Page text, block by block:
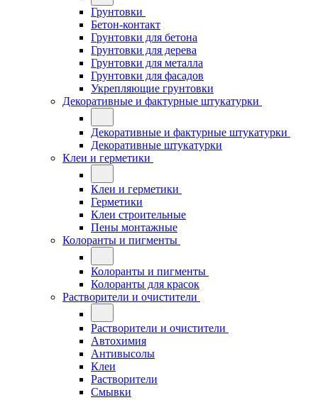
Грунтовки
Бетон-контакт
Грунтовки для бетона
Грунтовки для дерева
Грунтовки для металла
Грунтовки для фасадов
Укрепляющие грунтовки
Декоративные и фактурные штукатурки
Декоративные и фактурные штукатурки
Декоративные штукатурки
Клеи и герметики
Клеи и герметики
Герметики
Клеи строительные
Пены монтажные
Колоранты и пигменты
Колоранты и пигменты
Колоранты для красок
Растворители и очистители
Растворители и очистители
Автохимия
Антивысолы
Клеи
Растворители
Смывки